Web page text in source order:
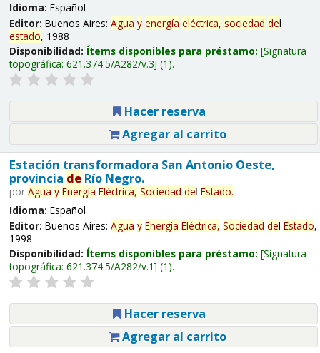
Idioma: Español
Editor: Buenos Aires: Agua y energía eléctrica, sociedad del
estado, 1988
Disponibilidad: Ítems disponibles para préstamo: Signatura
topográfica: 621.374.5/A282/v.3 (1).
Hacer reserva
Agregar al carrito
Estación transformadora San Antonio Oeste,
provincia deRío Negro.
por Agua y Energía Eléctrica, Sociedad del Estado.
Idioma: Español
Editor: Buenos Aires: Agua y Energía Eléctrica, Sociedad del Estado,
1998
Disponibilidad: Ítems disponibles para préstamo: Signatura
topográfica: 621.374.5/A282/v.1 (1).
Hacer reserva
Agregar al carrito